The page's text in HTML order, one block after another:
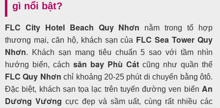
gì nổi bật?
FLC City Hotel Beach Quy Nhơn nằm trong tổ hợp
thương mại, căn hộ, khách sạn của FLC Sea Tower Quy
Nhơn. Khách sạn mang tiêu chuẩn 5 sao với tầm nhìn
hướng biển, cách sân bay Phù Cát cũng như quần thể
FLC Quy Nhơn chỉ khoảng 20-25 phút di chuyển bằng ôtô.
Đặc biệt, khách sạn tọa lạc trên tuyến đường ven biển An
Dương Vương cực đẹp và sầm uất, cùng rất nhiều các